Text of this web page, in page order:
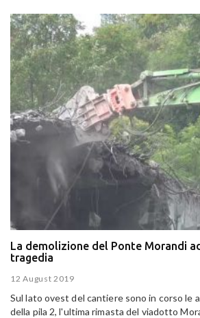
La demolizione del Ponte Morandi
tragedia
12 August 2019
Sul lato ovest del cantiere sono in corso le
della pila 2, l'ultima rimasta del viadotto